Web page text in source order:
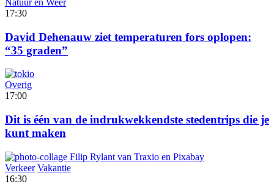
Natuur en Weer
17:30
David Dehenauw ziet temperaturen fors oplopen:
“35 graden”
Overig
17:00
Dit is één van de indrukwekkendste stedentrips die je
kunt maken
Verkeer Vakantie
16:30